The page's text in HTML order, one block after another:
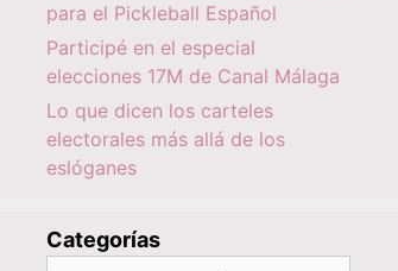
para el Pickleball Español
Participé en el especial
elecciones 17M de Canal Málaga
Lo que dicen los carteles
electorales más allá de los
eslóganes
Categorías